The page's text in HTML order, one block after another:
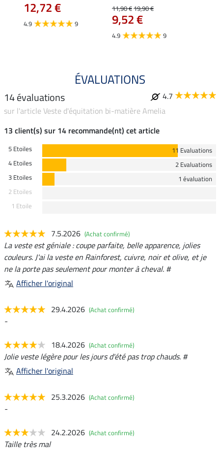
12,72 €
4.9 9
11,90 €19,90 €
9,52 €
4.9 9
ÉVALUATIONS
14 évaluations
4.7
sur l'article Veste d'équitation bi-matière Amelia
13 client(s) sur 14 recommande(nt) cet article
5 Etoiles
11 Evaluations
4 Etoiles
2 Evaluations
3 Etoiles
1 évaluation
2 Etoiles
1 Etoile
7.5.2026 (Achat confirmé)
La veste est géniale : coupe parfaite, belle apparence, jolies
couleurs. J'ai la veste en Rainforest, cuivre, noir et olive, et je
ne la porte pas seulement pour monter à cheval. #
Afficher l'original
29.4.2026 (Achat confirmé)
-
18.4.2026 (Achat confirmé)
Jolie veste légère pour les jours d'été pas trop chauds. #
Afficher l'original
25.3.2026 (Achat confirmé)
-
24.2.2026 (Achat confirmé)
Taille très mal